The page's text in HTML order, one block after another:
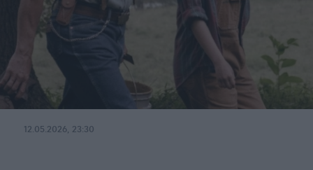
12.05.2026, 23:30